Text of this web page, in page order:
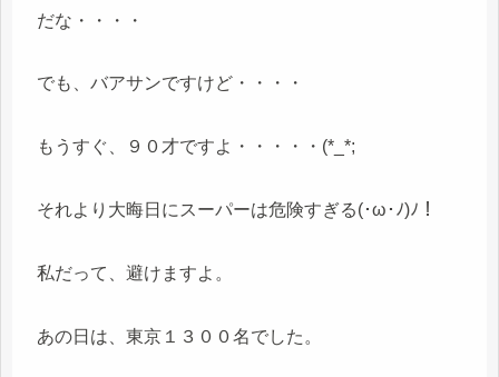
だな・・・・
でも、バアサンですけど・・・・
もうすぐ、９０才ですよ・・・・・(*_*;
それより大晦日にスーパーは危険すぎる(･ω･ﾉ)ﾉ！
私だって、避けますよ。
あの日は、東京１３００名でした。